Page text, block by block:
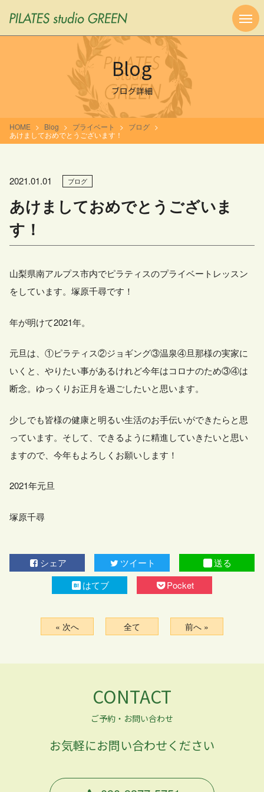
Blog
ブログ詳細
HOME Blog プライベート
ブログ
あけましておめでとうございます！
2021.01.01 ブログ
あけましておめでとうございま
す！
山梨県南アルプス市内でピラティスのプライベートレッスン
をしています。塚原千尋です！
年が明けて2021年。
元旦は、①ピラティス②ジョギング③温泉④旦那様の実家に
いくと、やりたい事があるけれど今年はコロナのため③④は
断念。ゆっくりお正月を過ごしたいと思います。
少しでも皆様の健康と明るい生活のお手伝いができたらと思
っています。そして、できるように精進していきたいと思い
ますので、今年もよろしくお願いします！
2021年元旦
塚原千尋
シェア ツイート
送る
はてブ
Pocket
« 次へ 全て 前へ »
CONTACT
ご予約・お問い合わせ
お気軽にお問い合わせください